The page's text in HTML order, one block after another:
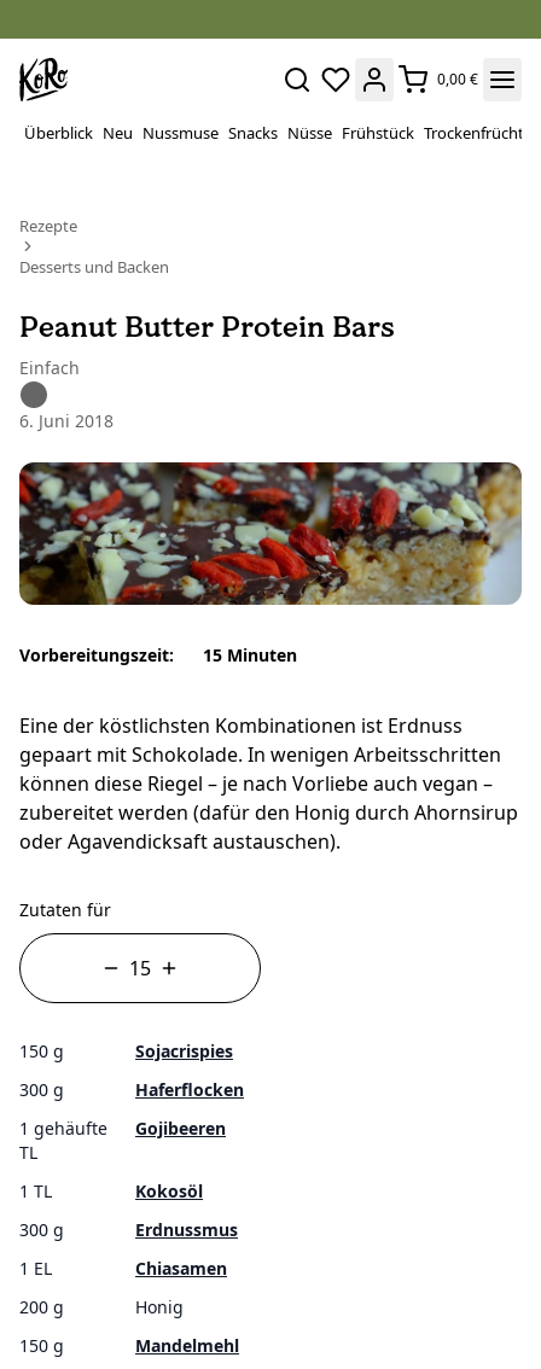
0,00 €
Überblick Neu Nussmuse Snacks Nüsse Frühstück Trockenfrüchte
Rezepte
Desserts und Backen
Peanut Butter Protein Bars
Einfach
6. Juni 2018
Vorbereitungszeit: 15 Minuten
Eine der köstlichsten Kombinationen ist Erdnuss
gepaart mit Schokolade. In wenigen Arbeitsschritten
können diese Riegel – je nach Vorliebe auch vegan –
zubereitet werden (dafür den Honig durch Ahornsirup
oder Agavendicksaft austauschen).
Zutaten für
150 g
Sojacrispies
300 g
Haferflocken
1 gehäufte
TL
Gojibeeren
1 TL
Kokosöl
300 g
Erdnussmus
1 EL
Chiasamen
200 g
Honig
150 g
Mandelmehl